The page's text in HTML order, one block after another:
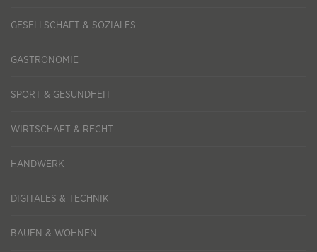
GESELLSCHAFT & SOZIALES
GASTRONOMIE
SPORT & GESUNDHEIT
WIRTSCHAFT & RECHT
HANDWERK
DIGITALES & TECHNIK
BAUEN & WOHNEN